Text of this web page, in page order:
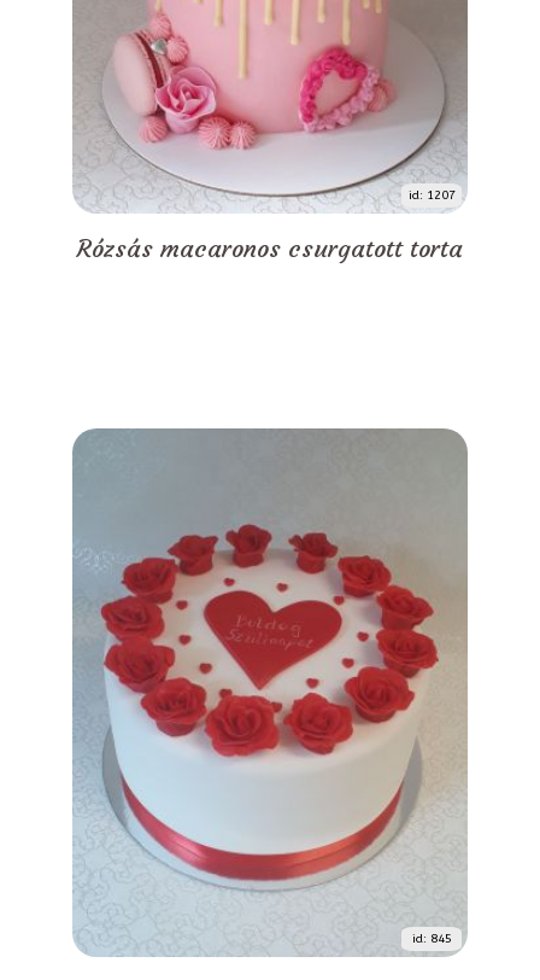
id: 1207
Rózsás macaronos csurgatott torta
id: 845